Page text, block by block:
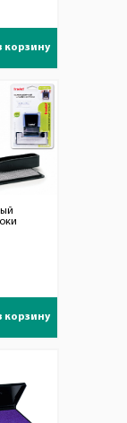
корзину
корзину